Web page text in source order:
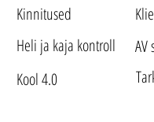
Heli ja kaja kontroll
Kinnitused
Kool 4.0